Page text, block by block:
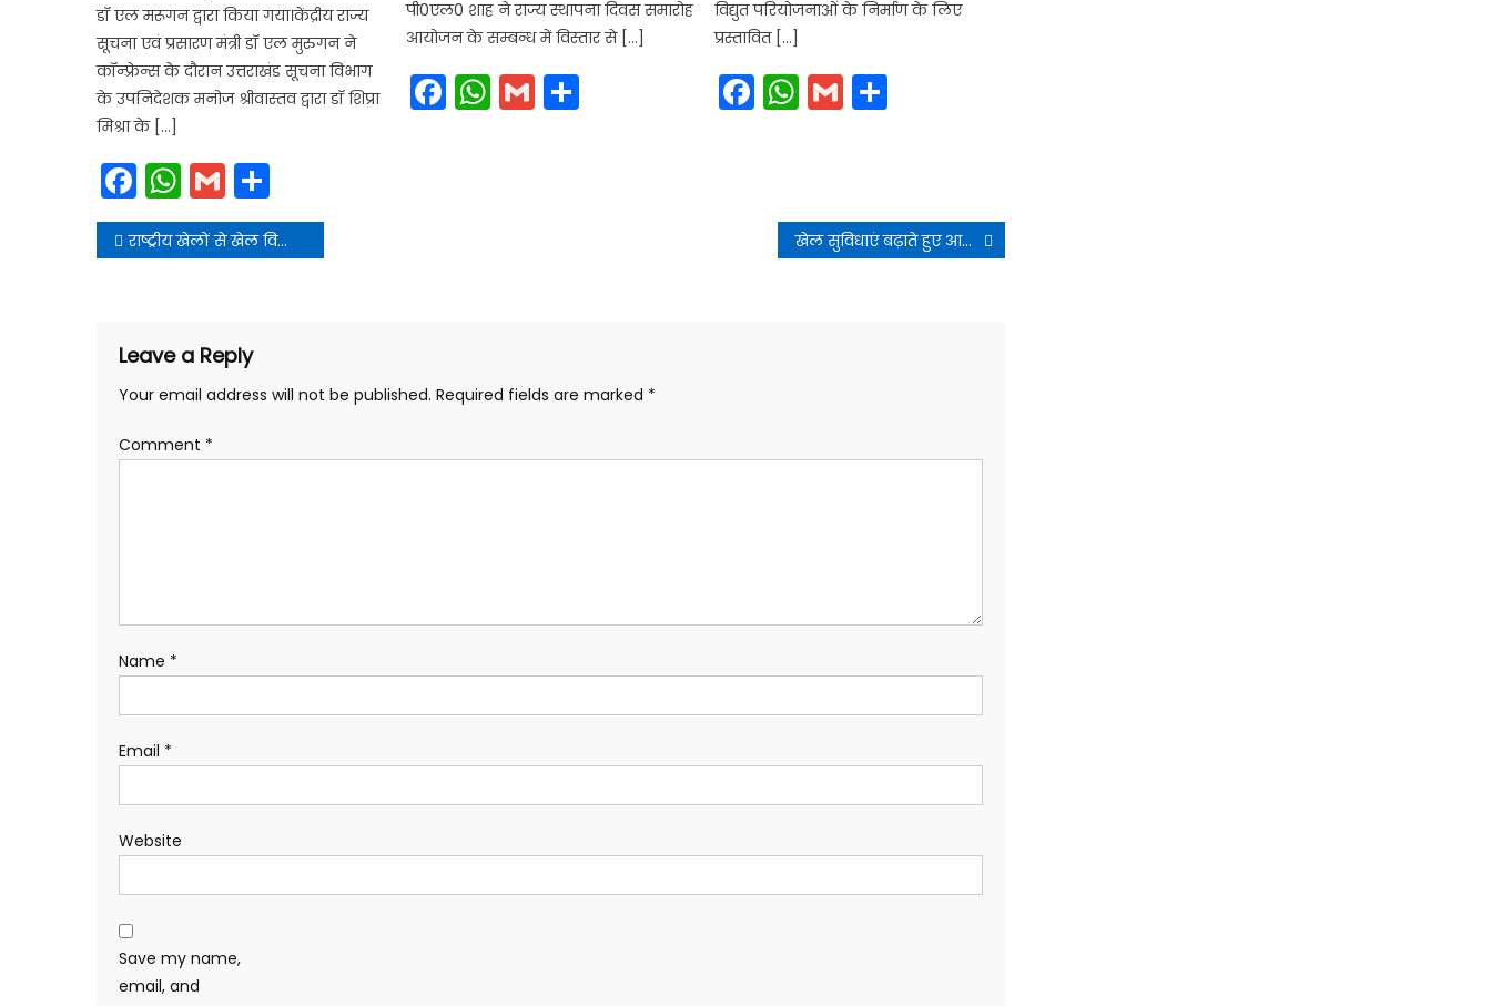
डॉ एल मरूगन द्वारा किया गया।केंद्रीय राज्य
सूचना एवं प्रसारण मंत्री डॉ एल मुरुगन ने
कॉन्फ़्रेन्स के दौरान उत्तराखंड सूचना विभाग
के उपनिदेशक मनोज श्रीवास्तव द्वारा डॉ शिप्रा
मिश्रा के […]
Facebook
WhatsApp
Gmail
पी0एल0 शाह ने राज्य स्थापना दिवस समारोह
आयोजन के सम्बन्ध में विस्तार से […]
Facebook
WhatsApp
GmailShare
विद्युत परियोजनाओं के निर्माण के लिए
प्रस्तावित […]
Facebook
WhatsApp
Gmail
Post
navigation
राष्ट्रीय खेलों से खेल विकास की प्रबल संभावनाओं के बीच होटल इंडस्ट्री भी झूम उठी खेल सुविधाएं बढ़ाते हुए आधारभूत ढांचे तैयार कर खेल अकादमी खोलने का प्रस्ताव तैयार किया जा रहा है
Leave a Reply
Your email address will not be published. Required fields are marked *
Comment *
Name *
Email *
Website
Save my name,
email, and